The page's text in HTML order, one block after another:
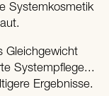
Systemkosmetik
Gleichgewicht
Systempflege...
Ergebnisse.